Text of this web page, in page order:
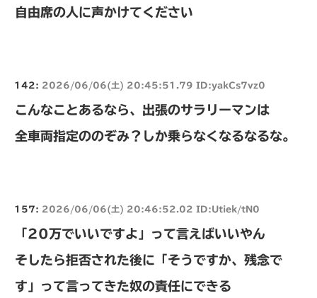
自由席の人に声かけてください
142: 2026/06/06(土) 20:45:51.79 ID:yakCs7vz0
こんなことあるなら、出張のサラリーマンは
全車両指定ののぞみ？しか乗らなくなるなるな。
157: 2026/06/06(土) 20:46:52.02 ID:Utiek/tN0
「20万でいいですよ」って言えばいいやん
そしたら拒否された後に「そうですか、残念で
す」って言ってきた奴の責任にできる